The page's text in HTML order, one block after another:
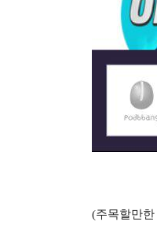
(주목할만